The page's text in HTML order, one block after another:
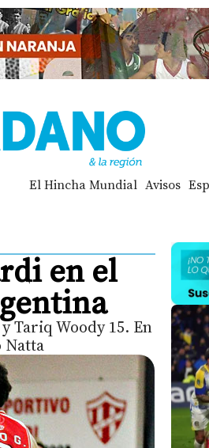
El Hincha Mundial Avisos
en el
Tariq Woody 15. En
Natta